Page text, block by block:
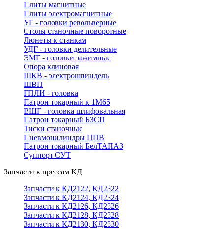
Плиты магнитные
Плиты электромагнитные
УГ - головки револьверные
Столы станочные поворотные
Люнеты к станкам
УДГ - головки делительные
ЭМГ - головки зажимные
Опора клиновая
ШКВ - электрошпиндель
ШВП
ГПЛИ - головка
Патрон токарный к 1М65
ВШГ - головка шлифовальная
Патрон токарный БЗСП
Тиски станочные
Пневмоцилиндры ЦПВ
Патрон токарный БелТАПАЗ
Суппорт СУТ
Запчасти к прессам КД
Запчасти к КД2122, КД2322
Запчасти к КД2124, КД2324
Запчасти к КД2126, КД2326
Запчасти к КД2128, КД2328
Запчасти к КД2130, КД2330